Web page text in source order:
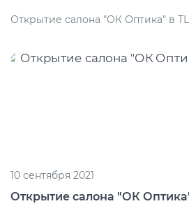
Открытие салона "ОК Оптика" в
10 сентября 2021
Открытие салона "ОК